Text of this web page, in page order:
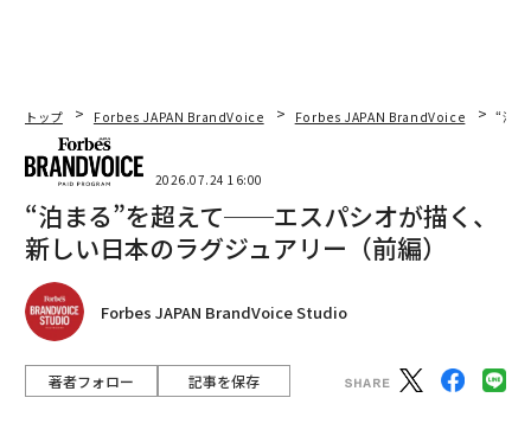
トップ Forbes JAPAN BrandVoice Forbes JAPAN BrandVoice “泊
2026.07.24 16:00
“泊まる”を超えて──エスパシオが描く、
新しい日本のラグジュアリー（前編）
Forbes JAPAN BrandVoice Studio
著者フォロー 記事を保存